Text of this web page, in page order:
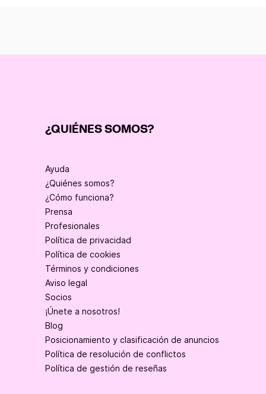
¿QUIÉNES SOMOS?
Ayuda
¿Quiénes somos?
¿Cómo funciona?
Prensa
Profesionales
Política de privacidad
Política de cookies
Términos y condiciones
Aviso legal
Socios
¡Únete a nosotros!
Blog
Posicionamiento y clasificación de anuncios
Política de resolución de conflictos
Política de gestión de reseñas